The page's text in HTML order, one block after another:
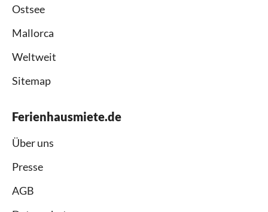
Ostsee
Mallorca
Weltweit
Sitemap
Ferienhausmiete.de
Über uns
Presse
AGB